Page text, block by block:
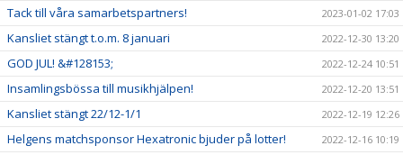
Tack till våra samarbetspartners! 2023-01-02 17:03
Kansliet stängt t.o.m. 8 januari 2022-12-30 13:20
GOD JUL! &#128153; 2022-12-24 10:51
Insamlingsbössa till musikhjälpen! 2022-12-20 13:51
Kansliet stängt 22/12-1/1 2022-12-19 12:26
Helgens matchsponsor Hexatronic bjuder på lotter! 2022-12-16 10:19